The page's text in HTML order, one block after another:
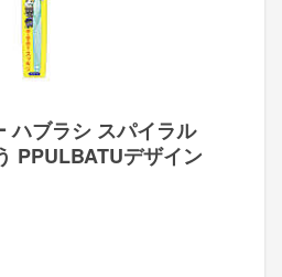
ハブラシ スパイラル
PPULBATUデザイン